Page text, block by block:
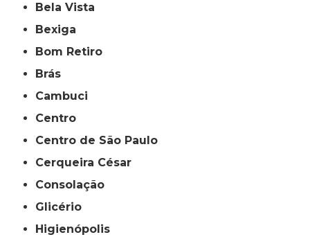
Bela Vista
Bexiga
Bom Retiro
Brás
Cambuci
Centro
Centro de São Paulo
Cerqueira César
Consolação
Glicério
Higienópolis